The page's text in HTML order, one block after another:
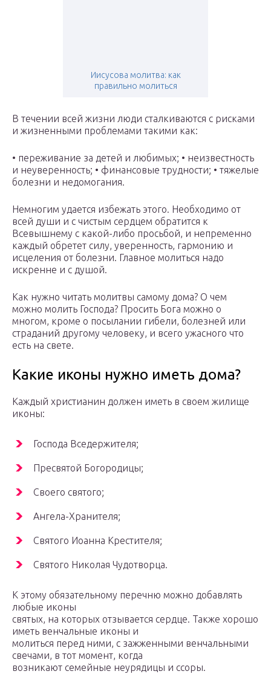
Иисусова молитва: как
правильно молиться
В течении всей жизни люди сталкиваются с рисками
и жизненными проблемами такими как:
• переживание за детей и любимых; • неизвестность
и неуверенность; • финансовые трудности; • тяжелые
болезни и недомогания.
Немногим удается избежать этого. Необходимо от
всей души и с чистым сердцем обратится к
Всевышнему с какой-либо просьбой, и непременно
каждый обретет силу, уверенность, гармонию и
исцеления от болезни. Главное молиться надо
искренне и с душой.
Как нужно читать молитвы самому дома? О чем
можно молить Господа? Просить Бога можно о
многом, кроме о посылании гибели, болезней или
страданий другому человеку, и всего ужасного что
есть на свете.
Какие иконы нужно иметь дома?
Каждый христианин должен иметь в своем жилище
иконы:
Господа Вседержителя;
Пресвятой Богородицы;
Своего святого;
Ангела-Хранителя;
Святого Иоанна Крестителя;
Святого Николая Чудотворца.
К этому обязательному перечню можно добавлять
любые иконы
святых, на которых отзывается сердце. Также хорошо
иметь венчальные иконы и
молиться перед ними, с зажженными венчальными
свечами, в тот момент, когда
возникают семейные неурядицы и ссоры.